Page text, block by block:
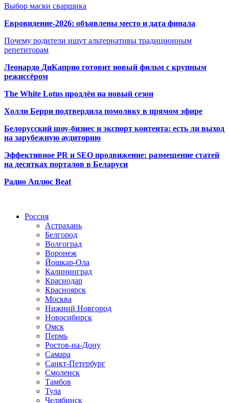
Выбор маски сварщика
Евровидение-2026: объявлены место и дата финала
Почему родители ищут альтернативы традиционным
репетиторам
Леонардо ДиКаприо готовит новый фильм с крупным
режиссёром
The White Lotus продлён на новый сезон
Холли Берри подтвердила помолвку в прямом эфире
Белорусский шоу-бизнес и экспорт контента: есть ли выход
на зарубежную аудиторию
Эффективное PR и SEO продвижение: размещение статей
на десятках порталов в Беларуси
Радио Аплюс Beat
Россия
Астрахань
Белгород
Волгоград
Воронеж
Йошкар-Ола
Калининград
Краснодар
Красноярск
Москва
Нижний Новгород
Новосибирск
Омск
Пермь
Ростов-на-Дону
Самара
Санкт-Петербург
Смоленск
Тамбов
Тула
Челябинск